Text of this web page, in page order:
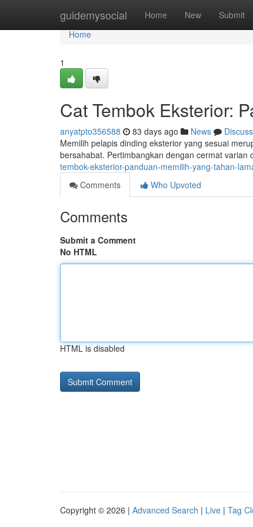
guidemysocial Home New Submit
Home
Home
1
Cat Tembok Eksterior:
anyatpto356588 83 days ago News
Discuss
Memilih pelapis dinding eksterior yang sesuai
bersahabat. Pertimbangkan dengan cermat varian
tembok-eksterior-panduan-memilih-yang-tahan-
Comments
Who Upvoted
Comments
Submit a Comment
No HTML
HTML is disabled
Copyright © 2026 | Advanced Search | Live | Tag